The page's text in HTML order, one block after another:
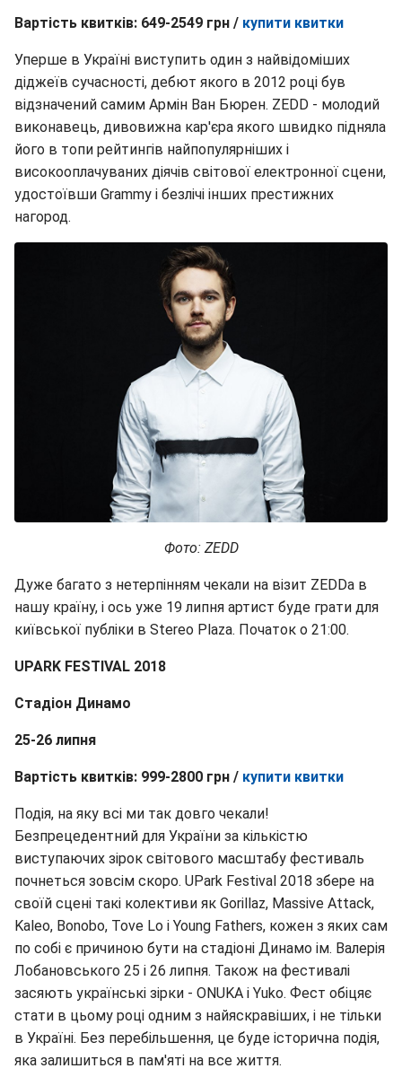
Вартість квитків: 649-2549 грн / купити квитки
Уперше в Україні виступить один з найвідоміших
діджеїв сучасності, дебют якого в 2012 році був
відзначений самим Армін Ван Бюрен. ZEDD - молодий
виконавець, дивовижна кар'єра якого швидко підняла
його в топи рейтингів найпопулярніших і
високооплачуваних діячів світової електронної сцени,
удостоївши Grammy і безлічі інших престижних
нагород.
Фото: ZEDD
Дуже багато з нетерпінням чекали на візит ZEDDа в
нашу країну, і ось уже 19 липня артист буде грати для
київської публіки в Stereo Plaza. Початок о 21:00.
UPARK FESTIVAL 2018
Стадіон Динамо
25-26 липня
Вартість квитків: 999-2800 грн / купити квитки
Подія, на яку всі ми так довго чекали!
Безпрецедентний для України за кількістю
виступаючих зірок світового масштабу фестиваль
почнеться зовсім скоро. UPark Festival 2018 збере на
своїй сцені такі колективи як Gorillaz, Massive Attack,
Kaleo, Bonobo, Tove Lo і Young Fathers, кожен з яких сам
по собі є причиною бути на стадіоні Динамо ім. Валерія
Лобановського 25 і 26 липня. Також на фестивалі
засяють українські зірки - ONUKA і Yukо. Фест обіцяє
стати в цьому році одним з найяскравіших, і не тільки
в Україні. Без перебільшення, це буде історична подія,
яка залишиться в пам'яті на все життя.